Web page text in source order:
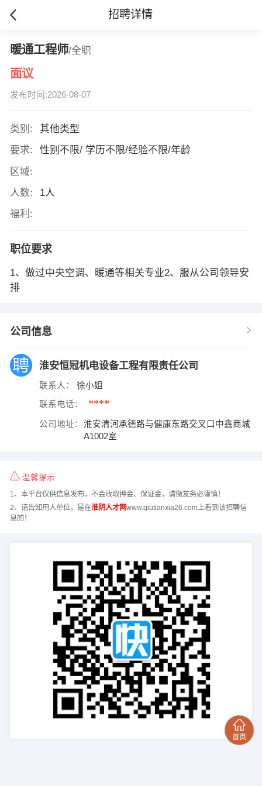
招聘详情
暖通工程师/全职
面议
发布时间:2026-08-07
类别:
其他类型
要求:
性别不限/ 学历不限/经验不限/年龄
区域:
人数:
1人
福利:
职位要求
1、做过中央空调、暖通等相关专业2、服从公司领导安
排
公司信息
淮安恒冠机电设备工程有限责任公司
联系人： 徐小姐
联系电话： ****
公司地址：
淮安清河承德路与健康东路交叉口中鑫商城
A1002室
温馨提示
1、本平台仅供信息发布，不会收取押金、保证金，请微友务必谨慎！
2、请告知用人单位，是在淮阴人才网www.qiutianxia26.com上看到该招聘信
息的！